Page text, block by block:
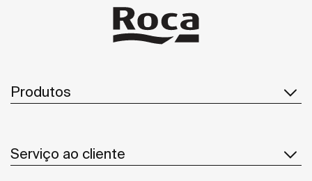
Produtos
Serviço ao cliente